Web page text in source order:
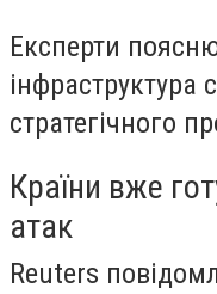
Експерти
стратегічного
Країни вже
атак
Reuters